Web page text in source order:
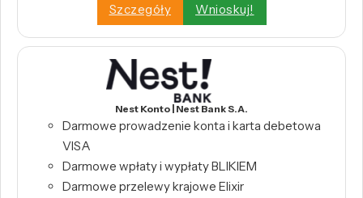
Szczegóły
Wnioskuj!
Nest Konto | Nest Bank S.A.
Darmowe prowadzenie konta i karta debetowa
VISA
Darmowe wpłaty i wypłaty BLIKIEM
Darmowe przelewy krajowe Elixir